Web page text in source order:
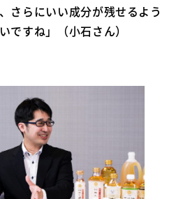
さらにいい成分が残せるよう
ですね」（小石さん）